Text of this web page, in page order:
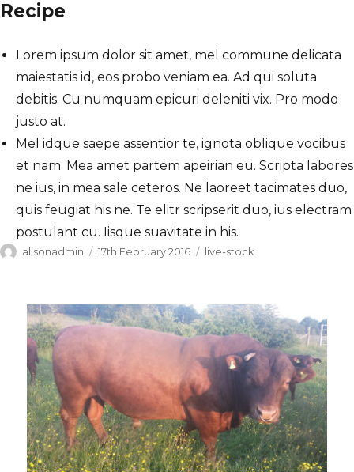
Recipe
Lorem ipsum dolor sit amet, mel commune delicata
maiestatis id, eos probo veniam ea. Ad qui soluta
debitis. Cu numquam epicuri deleniti vix. Pro modo
justo at.
Mel idque saepe assentior te, ignota oblique vocibus
et nam. Mea amet partem apeirian eu. Scripta labores
ne ius, in mea sale ceteros. Ne laoreet tacimates duo,
quis feugiat his ne. Te elitr scripserit duo, ius electram
postulant cu. Iisque suavitate in his.
Author
alisonadmin
Posted
17th February 2016 Categories
live-stock